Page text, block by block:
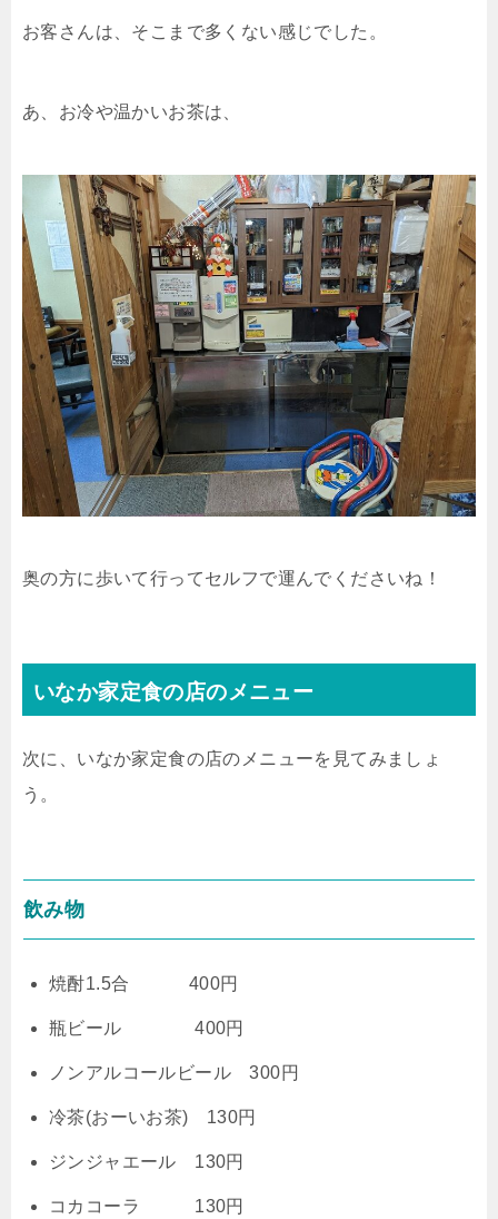
お客さんは、そこまで多くない感じでした。
あ、お冷や温かいお茶は、
奥の方に歩いて行ってセルフで運んでくださいね！
いなか家定食の店のメニュー
次に、いなか家定食の店のメニューを見てみましょ
う。
飲み物
焼酎1.5合 400円
瓶ビール 400円
ノンアルコールビール 300円
冷茶(おーいお茶) 130円
ジンジャエール 130円
コカコーラ 130円